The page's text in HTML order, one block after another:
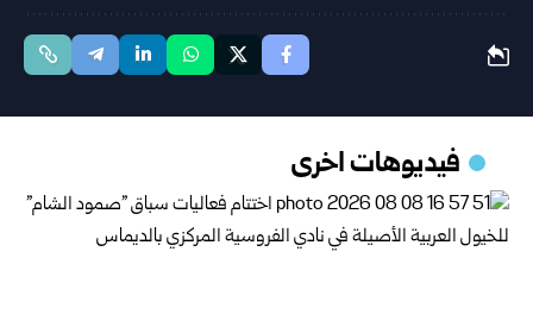
فيديوهات اخرى